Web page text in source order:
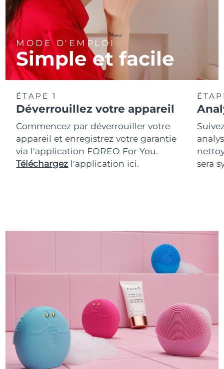
MODE D'EMPLOI
Simple et facile
ÉTAPE 1
Déverrouillez votre appareil
Commencez par déverrouiller votre
appareil et enregistrez votre garantie
via l'application FOREO For You.
Téléchargez l'application ici.
sera